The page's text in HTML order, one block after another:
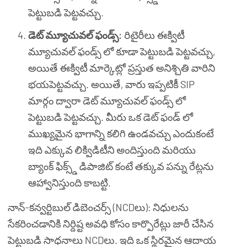
పెట్టుబడి పెట్టవచ్చు.
డెట్ మ్యూచువల్ ఫండ్స్: రిటైరీలు ఈక్విటీ
మ్యూచువల్ ఫండ్స్ లో కూడా పెట్టుబడి పెట్టవచ్చు,
అయితే ఈక్విటీ మార్కెట్లో ప్రస్తుత అనిశ్చితి వారిని
భయపెట్టవచ్చు. అయితే, వారు ఇప్పటికీ SIP
మార్గం ద్వారా డెట్ మ్యూచువల్ ఫండ్స్ లో
పెట్టుబడి పెట్టవచ్చు. మీరు ఒక డెట్ ఫండ్ లో
ముఖ్యమైన భాగాన్ని కలిగి ఉండవచ్చు ఎందుకంటే
ఇది ఎక్కువ లిక్విడిటీని అందిస్తుంది మరియు
బ్యాంక్ ఫిక్స్డ్ డిపాజిట్ కంటే తక్కువ పన్ను రేట్లను
ఆహ్వానిస్తుంది కాబట్టి.
నాన్-కన్వర్టిబుల్ డిబెంచర్స్ (NCDలు): నిధులను
సేకరించడానికి నిర్దిష్ట అవధి కోసం కార్పొరేట్లు జారీ చేసిన
పెట్టుబడి సాధనాలు NCDలు. ఇది ఒక స్థిరమైన ఆదాయ